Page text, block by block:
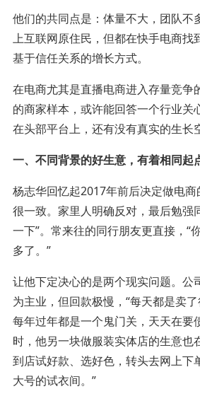
他们的共同点是：体量不大，团队不
上互联网原住民，但都在快手电商找
基于信任关系的增长方式。
在电商尤其是直播电商进入存量竞争
的商家样本，或许能回答一个行业关
在头部平台上，还有没有真实的生长
一、不同背景的好生意，有着相同起
杨志华回忆起2017年前后决定做电
很一致。家里人明确反对，最后勉强
一下”。常来往的同行朋友更直接，“
多了。”
让他下定决心的是两个现实问题。公
为主业，但回款极慢，“每天都是卖
每年过年都是一个鬼门关，天天在要
时，他另一块做服装实体店的生意也
到店试好款、选好色，转头去网上下
大号的试衣间。”